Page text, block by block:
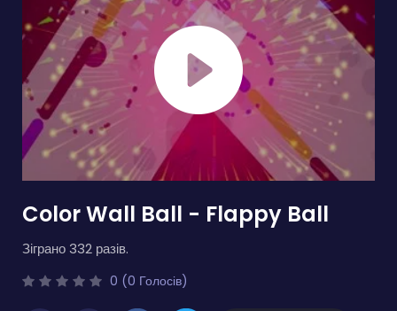
Color Wall Ball - Flappy Ball
Зіграно 332 разів.
0 (0 Голосів)